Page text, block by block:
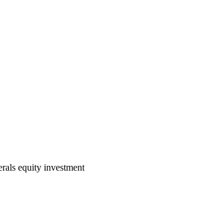
equity investment